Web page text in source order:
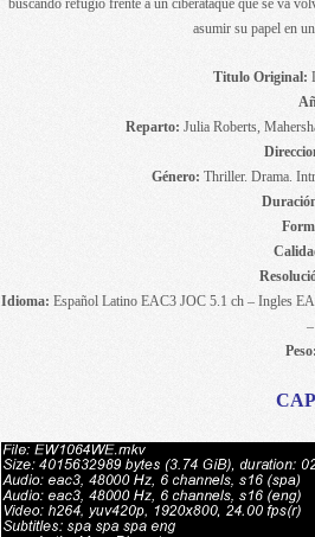
buscando refugio frente a un ciberataque que se va
asumir su papel en
Titulo Original:
Reparto: Julia Roberts,
Género: Thriller. Drama.
Idioma: Español Latino EAC3 JOC 5.1 ch – Ingles
Peso: